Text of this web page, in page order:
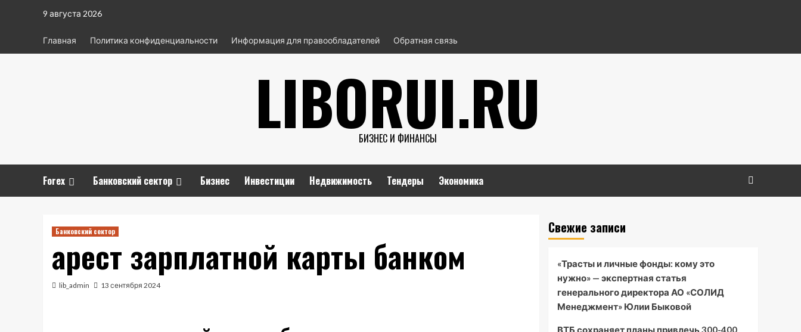
содержимому
9 августа 2026
Главная Политика конфиденциальности Информация для правообладателей Обратная связь
LIBORUI.RU
БИЗНЕС И ФИНАНСЫ
Forex Банковский сектор Бизнес Инвестиции Недвижимость Тендеры Экономика
Банковский сектор
арест зарплатной карты банком
lib_admin 13 сентября 2024
Свежие записи
«Трасты и личные фонды: кому это
нужно» — экспертная статья
генерального директора АО «СОЛИД
Менеджмент» Юлии Быковой
ВТБ сохраняет планы привлечь 300-400